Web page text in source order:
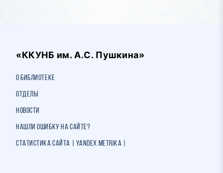
«ККУНБ им. А.С. Пушкина»
О библиотеке
Отделы
Новости
Нашли ошибку на сайте?
Статистика сайта | Yandex.Metrika |